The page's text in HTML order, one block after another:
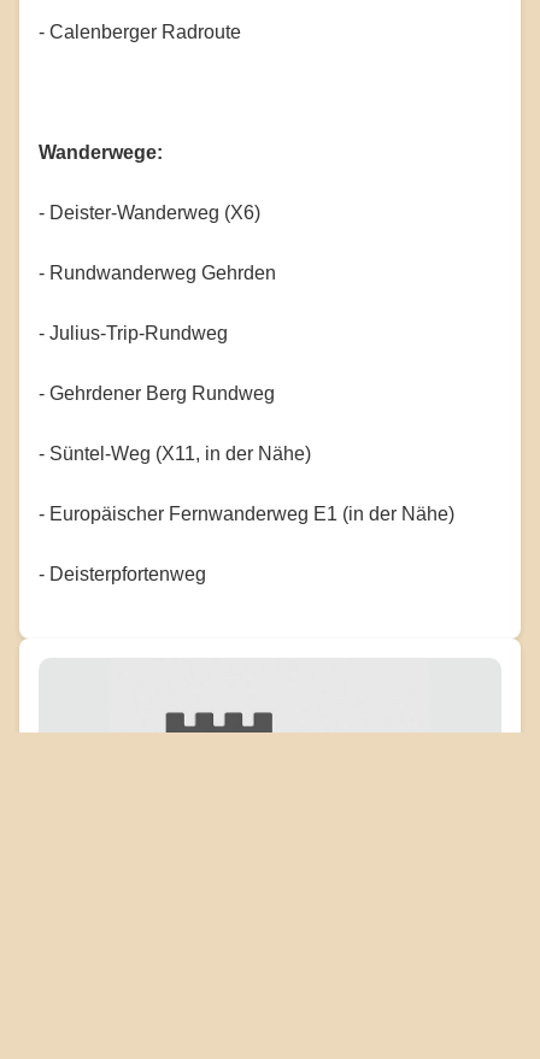
- Calenberger Radroute
Wanderwege:
- Deister-Wanderweg (X6)
- Rundwanderweg Gehrden
- Julius-Trip-Rundweg
- Gehrdener Berg Rundweg
- Süntel-Weg (X11, in der Nähe)
- Europäischer Fernwanderweg E1 (in der Nähe)
- Deisterpfortenweg